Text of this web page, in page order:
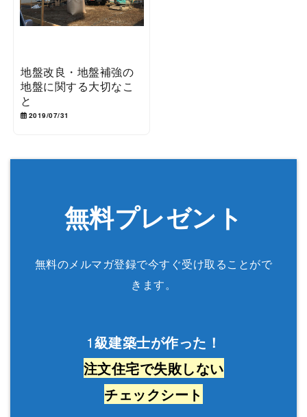
地盤改良・地盤補強の
地盤に関する大切なこ
と
2019/07/31
無料プレゼント
無料のメルマガ登録で今すぐ受け取ることがで
きます。
1級建築士が作った！
注文住宅で失敗しない
チェックシート